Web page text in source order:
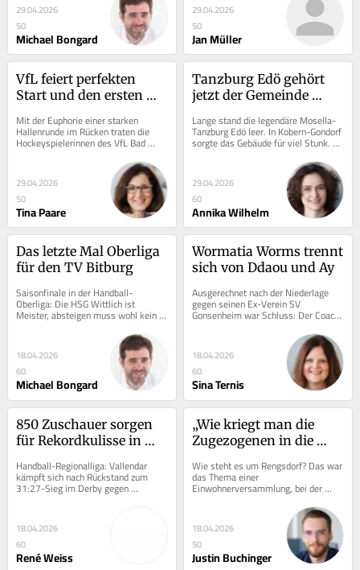
29.04.2026
50
Michael Bongard
29.04.2026
50
Jan Müller
VfL feiert perfekten
Start und den ersten
Mit der Euphorie einer starken
Hallenrunde im Rücken traten die
Hockeyspielerinnen des VfL Bad
Kreuznach zu ihrem ersten Spiel im
29.04.2026
50
Tina Paare
Tanzburg Edö gehört
jetzt der Gemeinde
Lange stand die legendäre Mosella-
Tanzburg Edö leer. In Kobern-Gondorf
sorgte das Gebäude für viel Stunk.
Doch jetzt hat die Gemeinde eine...
29.04.2026
60
Annika Wilhelm
Das letzte Mal Oberliga
für den TV Bitburg
Saisonfinale in der Handball-
Oberliga: Die HSG Wittlich ist
Meister, absteigen muss wohl kein
Team, weil der TV Bitburg seine
18.04.2026
60
Michael Bongard
Wormatia Worms trennt
sich von Ddaou und Ay
Ausgerechnet nach der Niederlage
gegen seinen Ex-Verein SV
Gonsenheim war Schluss: Der Coach
18.04.2026
60
Sina Ternis
850 Zuschauer sorgen
für Rekordkulisse in
Handball-Regionalliga: Vallendar
kämpft sich nach Rückstand zum
31:27-Sieg im Derby gegen
Mülheim-Urmitz. Dabei gab es auf
18.04.2026
60
René Weiss
„Wie kriegt man die
Zugezogenen in die
Wie steht es um Rengsdorf? Das war
das Thema einer
Einwohnerversammlung, bei der
Rengsdorfs Triumvirat aus
Bürgermeister und Beigeordneten zu
den...
18.04.2026
50
Justin Buchinger